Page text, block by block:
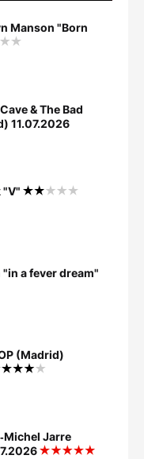
Manson "Born
& The Bad
11.07.2026
"V"
a fever dream"
(Madrid)
Jarre